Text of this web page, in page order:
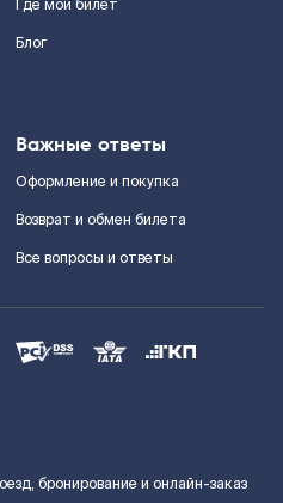
Где мой билет
Блог
Важные ответы
Оформление и покупка
Возврат и обмен билета
Все вопросы и ответы
бронирование и онлайн-заказ